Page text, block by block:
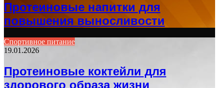
Протеиновые напитки для
повышения выносливости
Спортивное питание
19.01.2026
Протеиновые коктейли для
здорового образа жизни